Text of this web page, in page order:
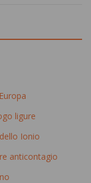
ligure
Ionio
anticontagio